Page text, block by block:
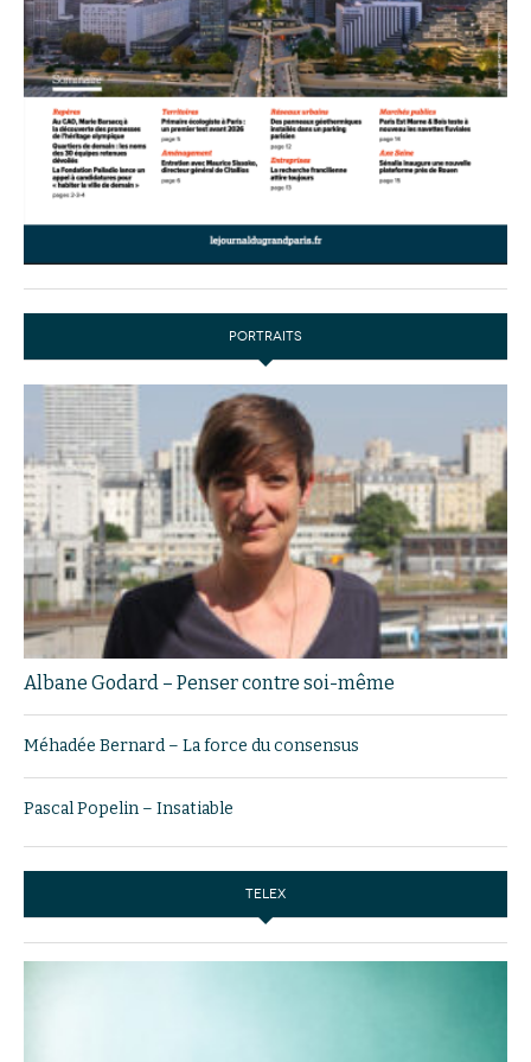
PORTRAITS
Albane Godard – Penser contre soi-même
Méhadée Bernard – La force du consensus
Pascal Popelin – Insatiable
TELEX